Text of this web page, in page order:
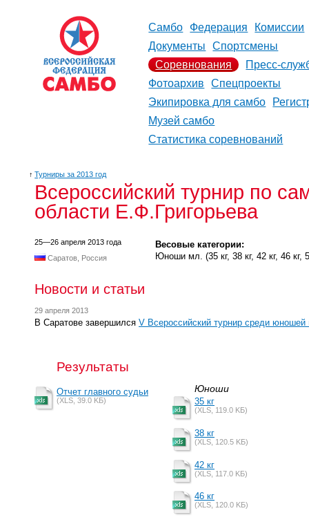
Самбо Федерация
Комиссии
Документы
Спортсмены
Соревнования
Пресс-
Фотоархив
Спецпроекты
Экипировка для самбо
Музей самбо
Статистика соревнований
↑ Турниры за 2013 год
Всероссийский турнир по
области Е.Ф.Григорьева
25—26 апреля 2013 года
Саратов, Россия
Весовые категории:
Юноши мл. (35 кг, 38 кг, 42 кг, 46 кг,
Новости и статьи
29 апреля 2013
В Саратове завершился V Всероссийский турнир среди юношей
Результаты
Отчет главного судьи
(XLS, 39.0 KБ)
Юноши
35 кг
(XLS, 119.0 KБ)
38 кг
(XLS, 120.5 KБ)
42 кг
(XLS, 117.0 KБ)
46 кг
(XLS, 120.0 KБ)